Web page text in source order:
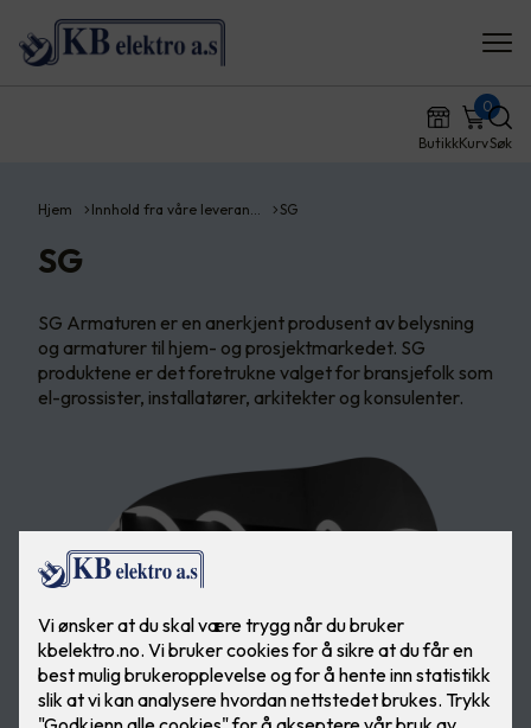
ButikkKurv
0
Søk
Hjem Innhold fra våre leveran… SG
SG
SG Armaturen er en anerkjent produsent av belysning
og armaturer til hjem- og prosjektmarkedet. SG
produktene er det foretrukne valget for bransjefolk som
el-grossister, installatører, arkitekter og konsulenter.